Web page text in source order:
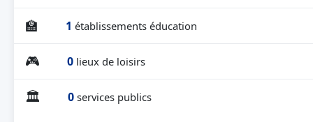
🏫 1 établissements éducation
🎮 0 lieux de loisirs
🏛 0 services publics